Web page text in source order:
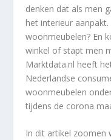
denken dat als men
het interieur
woonmeubelen? En
winkel of stapt men
Marktdata.nl heeft
Nederlandse
woonmeubelen
tijdens de corona
In dit artikel zoomen